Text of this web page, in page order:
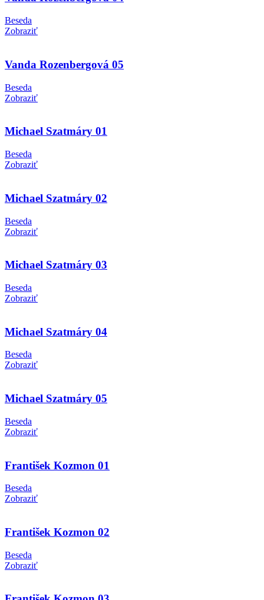
Beseda
Zobraziť
Vanda Rozenbergová 05
Beseda
Zobraziť
Michael Szatmáry 01
Beseda
Zobraziť
Michael Szatmáry 02
Beseda
Zobraziť
Michael Szatmáry 03
Beseda
Zobraziť
Michael Szatmáry 04
Beseda
Zobraziť
Michael Szatmáry 05
Beseda
Zobraziť
František Kozmon 01
Beseda
Zobraziť
František Kozmon 02
Beseda
Zobraziť